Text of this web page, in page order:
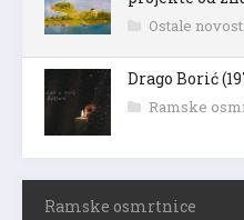
Ostale
Drago Borić
Ramske
Ramske osmrtnice